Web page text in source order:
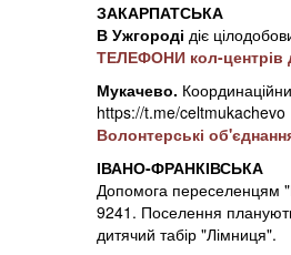
ЗАКАРПАТСЬКА
В Ужгороді діє
ТЕЛЕФОНИ кол-центрів
Мукачево.
https://t.me/celtmukachevo
Волонтерські
ІВАНО-ФРАНКІВСЬКА
Допомога переселенцям
9241. Поселення планують
дитячий табір "Лімниця".